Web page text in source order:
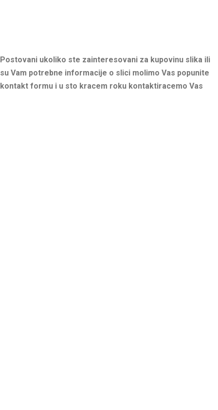
Postovani ukoliko ste zainteresovani za kupovinu slika ili
su Vam potrebne informacije o slici molimo Vas popunite
kontakt formu i u sto kracem roku kontaktiracemo Vas